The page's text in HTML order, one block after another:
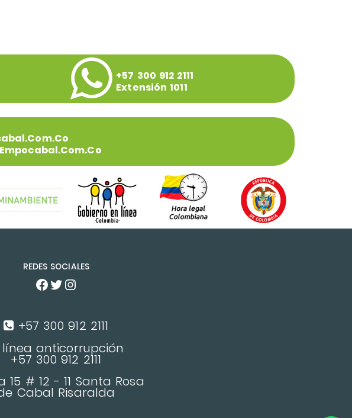
+57 300 912 2111
Extensión 1011
REDES SOCIALES
+57 300 912 2111
línea anticorrupción
+57 300 912 2111
15 # 12 - 11 Santa Rosa
Cabal Risaralda